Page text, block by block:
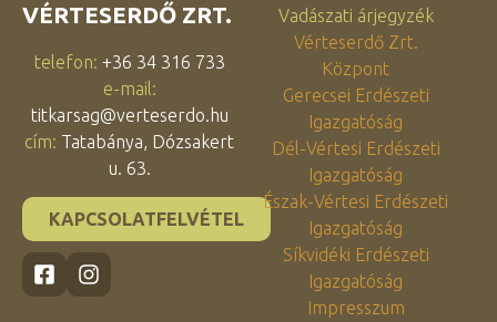
VÉRTESERDŐ ZRT.
telefon: +36 34 316 733
e-mail:
titkarsag@verteserdo.hu
cím: Tatabánya, Dózsakert
u. 63.
KAPCSOLATFELVÉTEL
Vadászati árjegyzék
Vérteserdő Zrt.
Központ
Gerecsei Erdészeti
Igazgatóság
Dél-Vértesi Erdészeti
Igazgatóság
Észak-Vértesi Erdészeti
Igazgatóság
Síkvidéki Erdészeti
Igazgatóság
Impresszum